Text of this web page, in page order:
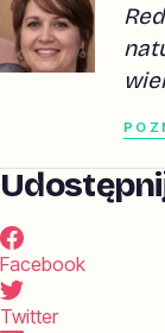
Facebook
Twitter